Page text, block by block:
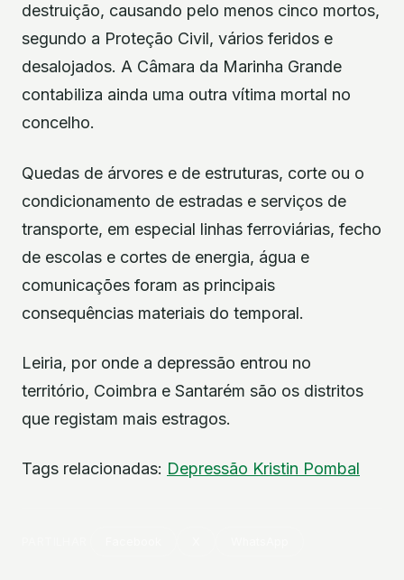
destruição, causando pelo menos cinco mortos,
segundo a Proteção Civil, vários feridos e
desalojados. A Câmara da Marinha Grande
contabiliza ainda uma outra vítima mortal no
concelho.
Quedas de árvores e de estruturas, corte ou o
condicionamento de estradas e serviços de
transporte, em especial linhas ferroviárias, fecho
de escolas e cortes de energia, água e
comunicações foram as principais
consequências materiais do temporal.
Leiria, por onde a depressão entrou no
território, Coimbra e Santarém são os distritos
que registam mais estragos.
Tags relacionadas: Depressão Kristin Pombal